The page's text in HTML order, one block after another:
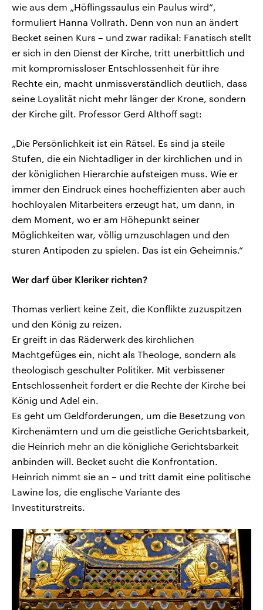
wie aus dem „Höflingssaulus ein Paulus wird“,
formuliert Hanna Vollrath. Denn von nun an ändert
Becket seinen Kurs – und zwar radikal: Fanatisch stellt
er sich in den Dienst der Kirche, tritt unerbittlich und
mit kompromissloser Entschlossenheit für ihre
Rechte ein, macht unmissverständlich deutlich, dass
seine Loyalität nicht mehr länger der Krone, sondern
der Kirche gilt. Professor Gerd Althoff sagt:
„Die Persönlichkeit ist ein Rätsel. Es sind ja steile
Stufen, die ein Nichtadliger in der kirchlichen und in
der königlichen Hierarchie aufsteigen muss. Wie er
immer den Eindruck eines hocheffizienten aber auch
hochloyalen Mitarbeiters erzeugt hat, um dann, in
dem Moment, wo er am Höhepunkt seiner
Möglichkeiten war, völlig umzuschlagen und den
sturen Antipoden zu spielen. Das ist ein Geheimnis.“
Wer darf über Kleriker richten?
Thomas verliert keine Zeit, die Konflikte zuzuspitzen
und den König zu reizen.
Er greift in das Räderwerk des kirchlichen
Machtgefüges ein, nicht als Theologe, sondern als
theologisch geschulter Politiker. Mit verbissener
Entschlossenheit fordert er die Rechte der Kirche bei
König und Adel ein.
Es geht um Geldforderungen, um die Besetzung von
Kirchenämtern und um die geistliche Gerichtsbarkeit,
die Heinrich mehr an die königliche Gerichtsbarkeit
anbinden will. Becket sucht die Konfrontation.
Heinrich nimmt sie an – und tritt damit eine politische
Lawine los, die englische Variante des
Investiturstreits.